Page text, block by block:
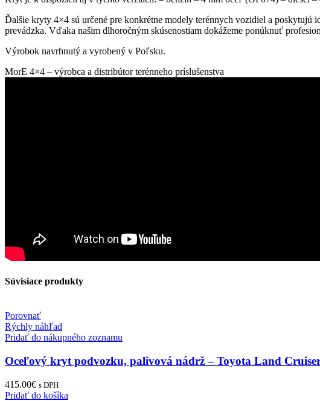
Ďalšie kryty 4×4 sú určené pre konkrétne modely terénnych vozidiel a
prevádzka. Vďaka našim dlhoročným skúsenostiam dokážeme ponúknuť
Výrobok navrhnutý a vyrobený v Poľsku.
MorE 4×4 – výrobca a distribútor terénneho príslušenstva
Súvisiace produkty
Porovnať
Rýchly náhľad
Pridať do nákupného zoznamu
Oceľový kryt podvozku, palivová nádrž – Toyota Land
415.00€ s DPH
Pridať do košíka